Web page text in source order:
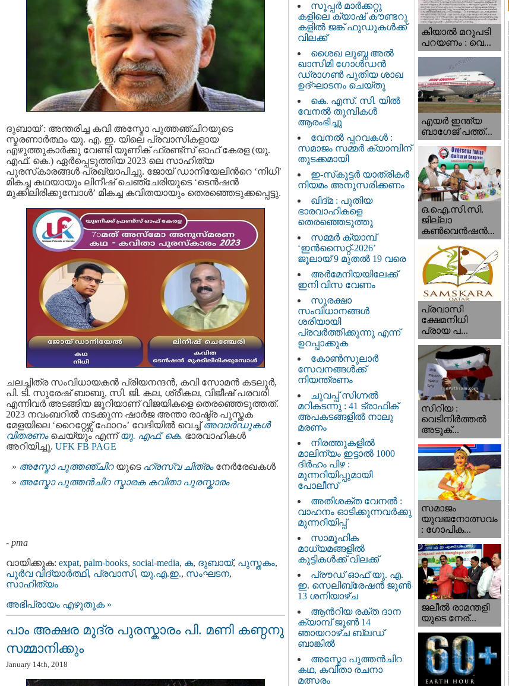
ദുബായ് : അന്തരിച്ച കവി അസ്മോ പുത്തഞ്ചിറയുടെ
സ്മരണാര്‍ത്ഥം യു. എ. ഇ. യിലെ പ്രവാസികളായ
എഴുത്തുകാര്‍ക്കു വേണ്ടി യൂണിക്‌ ഫ്രണ്ട്സ് ഓഫ് കേരള (യു.
എഫ്. കെ.) ഏര്‍പ്പെടുത്തിയ 2023 ലെ സാഹിത്യ
പുരസ്‌കാരങ്ങള്‍ പ്രഖ്യാപിച്ചു. ജോയ് ഡാനിയേലിന്‍റെ ‘നിധി’
മികച്ച കഥയായും ലിനീഷ് ചെഞ്ചേരിയുടെ ‘ടെന്‍ഷന്‍
മുക്കിലിരിക്കുമ്പോള്‍’ മികച്ച കവിതയായും തെരഞ്ഞെടുക്കപ്പെട്ടു.
ചലച്ചിത്ര സംവിധായകന്‍ പ്രിയനന്ദന്‍, കവി സോമന്‍ കടലൂര്‍,
പി. ടി. സുരേഷ് ബാബു, സി. ജി. കല, ശ്രീകല, വിജീഷ് പരവരി
എന്നിവര്‍ അടങ്ങിയ ജൂറിയാണ് വിജയികളെ തെരഞ്ഞെടുത്തത്.
2023 നവംബറില്‍ നടക്കുന്ന ഷാര്‍ജ അന്താ രാഷ്ട്ര പുസ്തക
മേളയിലെ ‘റൈറ്റേഴ്സ് ഫോറം’ വേദിയില്‍ വെച്ച്അവാര്‍ഡുകള്‍
വിതരണംചെയ്യും എന്ന്യു. എഫ്. കെ. ഭാരവാഹികള്‍
അറിയിച്ചു. UFK FB PAGE
അസ്മോ പുത്തഞ്ചിറയുടെഹ്രസ്വ ചിത്രം നേര്‍രേഖകള്‍
അസ്മോ പുത്തൻചിറ സ്മാരക കവിതാ പുരസ്കാരം
- pma
വായിക്കുക: expat, palm-books, social-media, ക, ദുബായ്‌, പുസ്തകം,
പൂര്‍വ വിദ്യാര്‍ത്ഥി, പ്രവാസി, യു.എ.ഇ., സംഘടന,
സാഹിത്യം
അഭിപ്രായം എഴുതുക »
പാം അക്ഷര മുദ്ര പുരസ്കാരം പി. മണി കണ്ഠനു
സമ്മാനിക്കും
January 14th, 2018
സൂപ്പർ മാർക്കറ്റു
കളിലെ ക്യാഷ് കൗണ്ടറു
കളിൽ ജങ്ക് ഫുഡുകൾക്ക്
വിലക്ക്
ശൈഖ ലുബ്ന അൽ
ഖാസിമി ഗോൾഡൻ
ഡ്രാഗൺ പുതിയ ശാഖ
ഉദ്ഘാടനം ചെയ്തു
കെ. എസ്. സി. യിൽ
വേനൽ തുമ്പികൾ
ആരംഭിച്ചു
വേനൽ പ്പറവകൾ :
സമാജം സമ്മർ ക്യാമ്പിന്
തുടക്കമായി
ഇ-സ്‌കൂട്ടർ യാത്രികർ
നിയമം അനുസരിക്കണം
ഖിദ്മ : പുതിയ
ഭാരവാഹികളെ
തെരഞ്ഞെടുത്തു
സമ്മർ ക്യാമ്പ്
‘ഇൻസൈറ്റ്-2026’
ജൂലായ് 9 മുതൽ 19 വരെ
അർമേനിയയിലേക്ക്
ഇനി വിസ വേണം
സുരക്ഷാ
സംവിധാനങ്ങൾ
ശരിയായി
പ്രവർത്തിക്കുന്നു എന്ന്
ഉറപ്പാക്കുക
കോൺസുലാർ
സേവനങ്ങൾക്ക്
നിയന്ത്രണം
ചുവപ്പ് സിഗ്നൽ
മറികടന്നു : 41 ട്രാഫിക്
അപകടങ്ങളിൽ നാലു
മരണം
നിരത്തുകളിൽ
മാലിന്യം ഇട്ടാൽ 1000
ദിർഹം പിഴ :
മുന്നറിയിപ്പുമായി
പോലീസ്
അതിശക്ത വേനൽ :
വാഹനം ഓടിക്കുന്നവർക്കു
മുന്നറിയിപ്പ്
സാമൂഹിക
മാധ്യമങ്ങളിൽ
കുട്ടികൾക്ക് വിലക്ക്
പ്രൗഡ് ഓഫ് യു. എ.
ഇ. സെലിബ്രേഷൻ ജൂൺ
13 ശനിയാഴ്ച
ആൻറിയ രക്ത ദാന
ക്യാമ്പ് ജൂൺ 14
ഞായറാഴ്ച ബ്ലഡ്
ബാങ്കിൽ
അസ്മോ പുത്തൻചിറ
കഥ, കവിതാ രചനാ
മത്സരം
കിയാല്‍ മറുപടി
പറയണം : വെ...
എയര്‍ ഇന്ത്യ
ബാഗേജ് പത്ത്...
ഒ.ഐ.സി.സി.
ജില്ലാ
കൺവെൻഷൻ...
പ്രവാസി
ക്ഷേമനിധി
പ്രായ പ...
സിറിയ :
വെടിനിർത്തൽ
അടുക്...
സമാജം
യുവജനോത്സവം
: ഗോപിക...
ജലീല്‍ രാമന്തളി
യുടെ നേര്...